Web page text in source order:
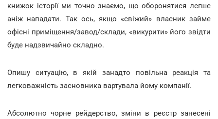
книжок історії ми точно знаємо, що оборонятися легше
аніж нападати. Так ось, якщо «свіжий» власник займе
офісні приміщення/завод/склади, «викурити» його звідти
буде надзвичайно складно.
Опишу ситуацію, в якій занадто повільна реакція та
легковажність засновника вартувала йому компанії.
Абсолютно чорне рейдерство, зміни в реєстр занесені